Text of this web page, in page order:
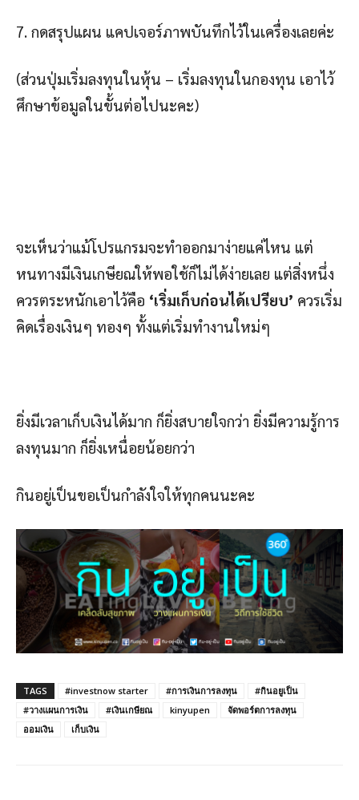
7. กดสรุปแผน แคปเจอร์ภาพบันทึกไว้ในเครื่องเลยค่ะ
(ส่วนปุ่มเริ่มลงทุนในหุ้น – เริ่มลงทุนในกองทุน เอาไว้
ศึกษาข้อมูลในขั้นต่อไปนะคะ)
จะเห็นว่าแม้โปรแกรมจะทำออกมาง่ายแค่ไหน แต่
หนทางมีเงินเกษียณให้พอใช้ก็ไม่ได้ง่ายเลย แต่สิ่งหนึ่ง
ควรตระหนักเอาไว้คือ ‘เริ่มเก็บก่อนได้เปรียบ’ ควรเริ่ม
คิดเรื่องเงินๆ ทองๆ ทั้งแต่เริ่มทำงานใหม่ๆ
ยิ่งมีเวลาเก็บเงินได้มาก ก็ยิ่งสบายใจกว่า ยิ่งมีความรู้การ
ลงทุนมาก ก็ยิ่งเหนื่อยน้อยกว่า
กินอยู่เป็นขอเป็นกำลังใจให้ทุกคนนะคะ
TAGS #investnow starter #การเงินการลงทุน
#กินอยูเป็น
#วางแผนการเงิน
#เงินเกษียณ kinyupen
จัดพอร์ตการลงทุน
ออมเงิน
เก็บเงิน